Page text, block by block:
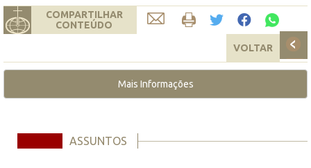
COMPARTILHAR
CONTEÚDO
VOLTAR
Mais Informações
ASSUNTOS